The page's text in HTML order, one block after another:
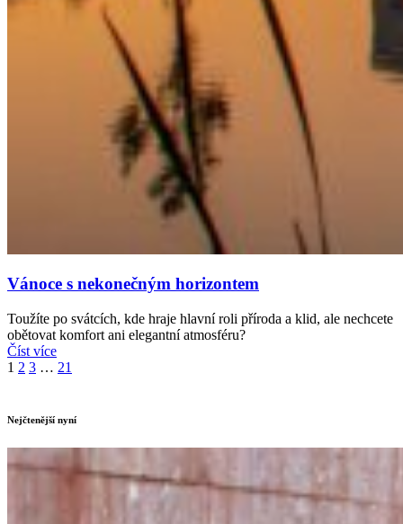
Vánoce s nekonečným horizontem
Toužíte po svátcích, kde hraje hlavní roli příroda a klid, ale nechcete
obětovat komfort ani elegantní atmosféru?
Číst více
1 2 3 … 21
Nejčtenější nyní